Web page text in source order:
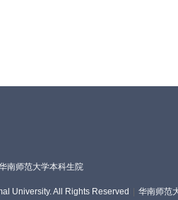
南师范大学本科生院
University. All Rights Reserved 华南师范